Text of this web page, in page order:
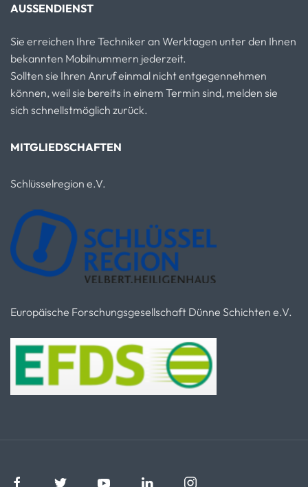
AUSSENDIENST
Sie erreichen Ihre Techniker an Werktagen unter den Ihnen
bekannten Mobilnummern jederzeit.
Sollten sie Ihren Anruf einmal nicht entgegennehmen
können, weil sie bereits in einem Termin sind, melden sie
sich schnellstmöglich zurück.
MITGLIEDSCHAFTEN
Schlüsselregion e.V.
Europäische Forschungsgesellschaft Dünne Schichten e.V.